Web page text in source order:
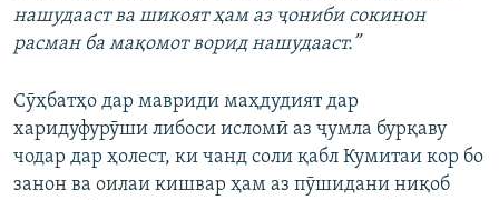
нашудааст ва шикоят ҳам аз ҷониби сокинон
расман ба мақомот ворид нашудааст.”
Сӯҳбатҳо дар мавриди маҳдудият дар
харидуфурӯши либоси исломӣ аз ҷумла бурқаву
чодар дар ҳолест, ки чанд соли қабл Кумитаи кор бо
занон ва оилаи кишвар ҳам аз пӯшидани ниқоб